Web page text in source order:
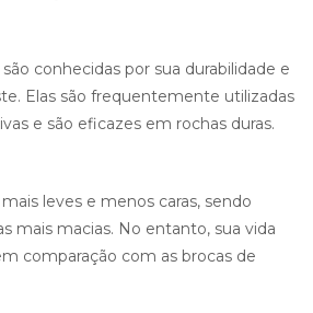
conhecidas por sua durabilidade e
Elas são frequentemente utilizadas
e são eficazes em rochas duras.
leves e menos caras, sendo
mais macias. No entanto, sua vida
comparação com as brocas de